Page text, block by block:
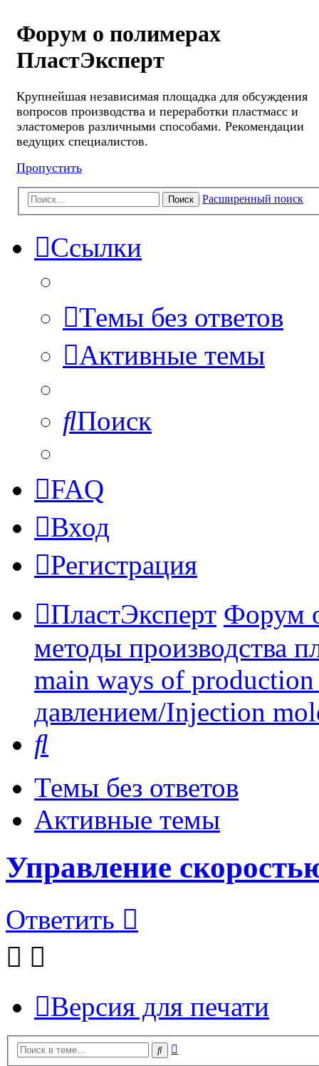
Форум о полимерах
ПластЭксперт
Крупнейшая независимая площадка для обсуждения
вопросов производства и переработки пластмасс и
эластомеров различными способами. Рекомендации
ведущих специалистов.
Пропустить
Поиск Расширенный поиск
Ссылки
Темы без ответов
Активные темы
Поиск
FAQ
Вход
Регистрация
ПластЭксперт Форум
методы производства
main ways of
давлением/Injection
Темы без ответов
Активные темы
Управление
Ответить
Версия для печати
Поиск